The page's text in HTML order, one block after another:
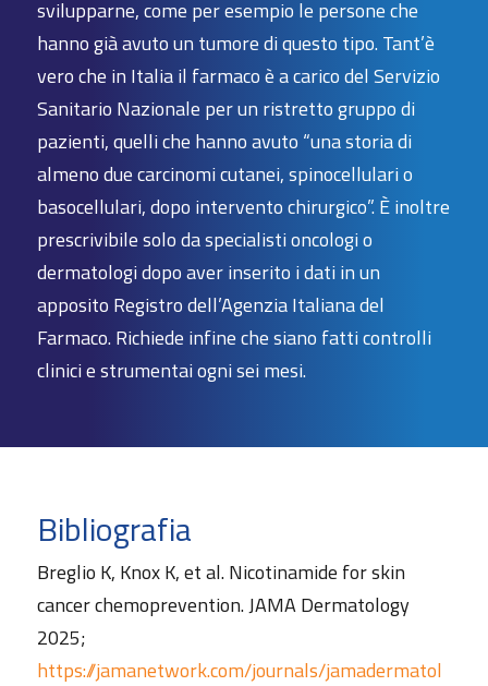
svilupparne, come per esempio le persone che
hanno già avuto un tumore di questo tipo. Tant’è
vero che in Italia il farmaco è a carico del Servizio
Sanitario Nazionale per un ristretto gruppo di
pazienti, quelli che hanno avuto “una storia di
almeno due carcinomi cutanei, spinocellulari o
basocellulari, dopo intervento chirurgico”. È inoltre
prescrivibile solo da specialisti oncologi o
dermatologi dopo aver inserito i dati in un
apposito Registro dell’Agenzia Italiana del
Farmaco. Richiede infine che siano fatti controlli
clinici e strumentai ogni sei mesi.
Bibliografia
Breglio K, Knox K, et al. Nicotinamide for skin
cancer chemoprevention. JAMA Dermatology
2025;
https://jamanetwork.com/journals/jamadermatol